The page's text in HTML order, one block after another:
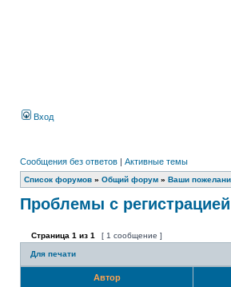
Вход
Сообщения без ответов | Активные темы
Список форумов » Общий форум » Ваши
Проблемы с
Страница 1 из 1 [ 1 сообщение ]
Для печати
Автор